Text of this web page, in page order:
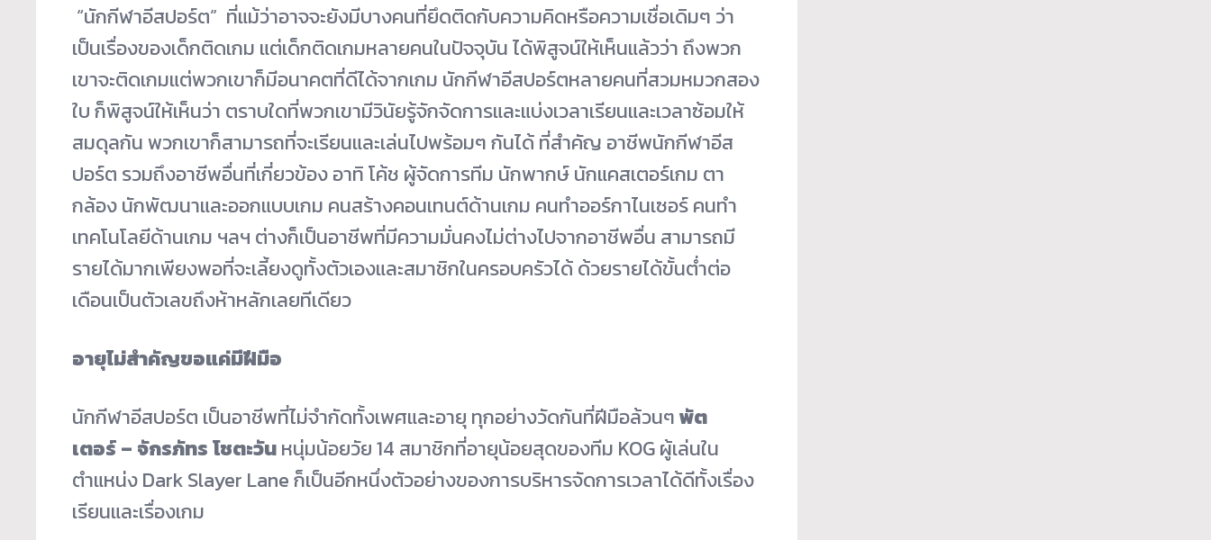
“นักกีฬาอีสปอร์ต” ที่แม้ว่าอาจจะยังมีบางคนที่ยึดติดกับความคิดหรือความเชื่อเดิมๆ ว่า
เป็นเรื่องของเด็กติดเกม แต่เด็กติดเกมหลายคนในปัจจุบัน ได้พิสูจน์ให้เห็นแล้วว่า ถึงพวก
เขาจะติดเกมแต่พวกเขาก็มีอนาคตที่ดีได้จากเกม นักกีฬาอีสปอร์ตหลายคนที่สวมหมวกสอง
ใบ ก็พิสูจน์ให้เห็นว่า ตราบใดที่พวกเขามีวินัยรู้จักจัดการและแบ่งเวลาเรียนและเวลาซ้อมให้
สมดุลกัน พวกเขาก็สามารถที่จะเรียนและเล่นไปพร้อมๆ กันได้ ที่สำคัญ อาชีพนักกีฬาอีส
ปอร์ต รวมถึงอาชีพอื่นที่เกี่ยวข้อง อาทิ โค้ช ผู้จัดการทีม นักพากษ์ นักแคสเตอร์เกม ตา
กล้อง นักพัฒนาและออกแบบเกม คนสร้างคอนเทนต์ด้านเกม คนทำออร์กาไนเซอร์ คนทำ
เทคโนโลยีด้านเกม ฯลฯ ต่างก็เป็นอาชีพที่มีความมั่นคงไม่ต่างไปจากอาชีพอื่น สามารถมี
รายได้มากเพียงพอที่จะเลี้ยงดูทั้งตัวเองและสมาชิกในครอบครัวได้ ด้วยรายได้ขั้นต่ำต่อ
เดือนเป็นตัวเลขถึงห้าหลักเลยทีเดียว
อายุไม่สำคัญขอแค่มีฝีมือ
นักกีฬาอีสปอร์ต เป็นอาชีพที่ไม่จำกัดทั้งเพศและอายุทุกอย่างวัดกันที่ฝีมือล้วนๆพัต
เตอร์– จักรภัทร โชตะวันหนุ่มน้อยวัย 14 สมาชิกที่อายุน้อยสุดของทีม KOG ผู้เล่นใน
ตำแหน่ง Dark Slayer Lane ก็เป็นอีกหนึ่งตัวอย่างของการบริหารจัดการเวลาได้ดีทั้งเรื่อง
เรียนและเรื่องเกม